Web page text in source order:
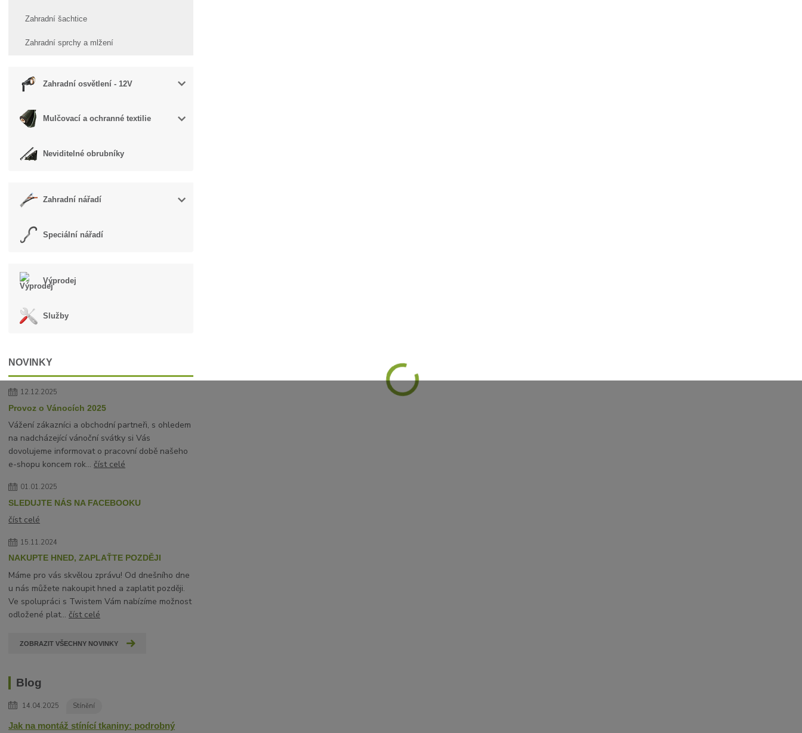
Zahradní šachtice
Zahradní sprchy a mlžení
Zahradní osvětlení - 12V
Mulčovací a ochranné textilie
Neviditelné obrubníky
Zahradní nářadí
Speciální nářadí
Výprodej
Služby
NOVINKY
12.12.2025
Provoz o Vánocích 2025
Vážení zákazníci a obchodní partneři, s ohledem
na nadcházející vánoční svátky si Vás
dovolujeme informovat o pracovní době našeho
e-shopu koncem rok...číst celé
01.01.2025
SLEDUJTE NÁS NA FACEBOOKU
číst celé
15.11.2024
NAKUPTE HNED, ZAPLAŤTE POZDĚJI
Máme pro vás skvělou zprávu! Od dnešního dne
u nás můžete nakoupit hned a zaplatit později.
Ve spolupráci s Twistem Vám nabízíme možnost
odložené plat...číst celé
ZOBRAZIT VŠECHNY NOVINKY
Blog
14.04.2025 Stínění
Jak na montáž stínící tkaniny: podrobný